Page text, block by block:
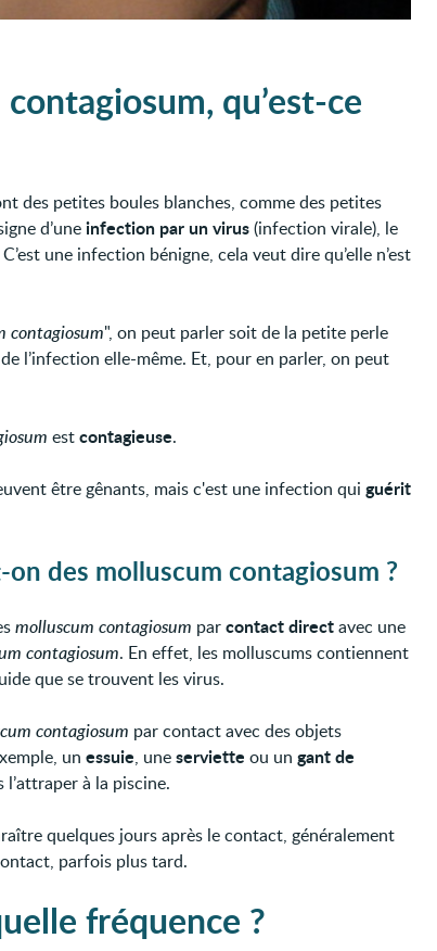
qu’est-ce
des petites boules blanches, comme des petites
d’uneinfection par un virus(infection virale), le
C’est une infection bénigne, cela veut dire qu’elle n’est
contagiosum", on peut parler soit de la petite perle
l’infection elle-même. Et, pour en parler, on peut
estcontagieuse.
être gênants, mais c'est une infection qui guérit
des molluscum contagiosum ?
molluscum contagiosum parcontact directavec une
contagiosum. En effet, les molluscums contiennent
que se trouvent les virus.
contagiosum par contact avec des objets
un essuie, uneserviette ou un gant de
à la piscine.
quelques jours après le contact, généralement
parfois plus tard.
fréquence ?